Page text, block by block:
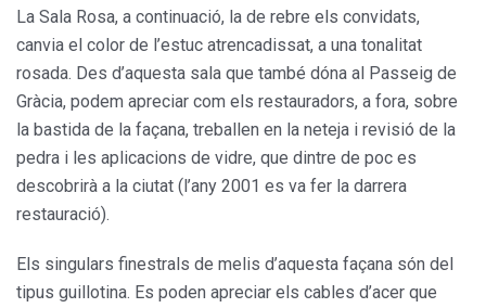
La Sala Rosa, a continuació, la de rebre els convidats,
canvia el color de l’estuc atrencadissat, a una tona­litat
rosada. Des d’aquesta sala que també dóna al Passeig de
Gràcia, podem apreciar com els restaura­dors, a fora, sobre
la bastida de la façana, treballen en la neteja i revisió de la
pedra i les aplicacions de vidre, que dintre de poc es
descobrirà a la ciutat (l’any 2001 es va fer la darrera
restauració).
Els singulars finestrals de melis d’aquesta façana són del
tipus gui­llotina. Es poden apreciar els cables d’acer que